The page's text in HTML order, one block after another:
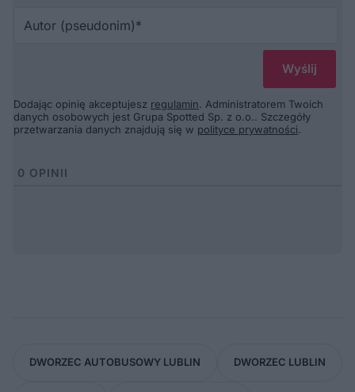
Dodając opinię akceptujesz regulamin. Administratorem Twoich
danych osobowych jest Grupa Spotted Sp. z o.o.. Szczegóły
przetwarzania danych znajdują się w polityce prywatności.
0 OPINII
DWORZEC AUTOBUSOWY LUBLIN DWORZEC LUBLIN